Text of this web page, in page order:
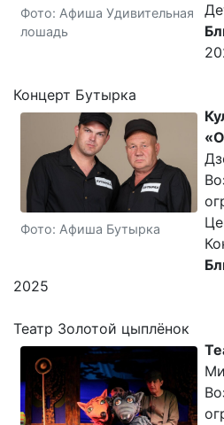
Фото: Афиша Удивительная
лошадь
Концерт Бутырка
Фото: Афиша Бутырка
2025
Театр Золотой цыплёнок